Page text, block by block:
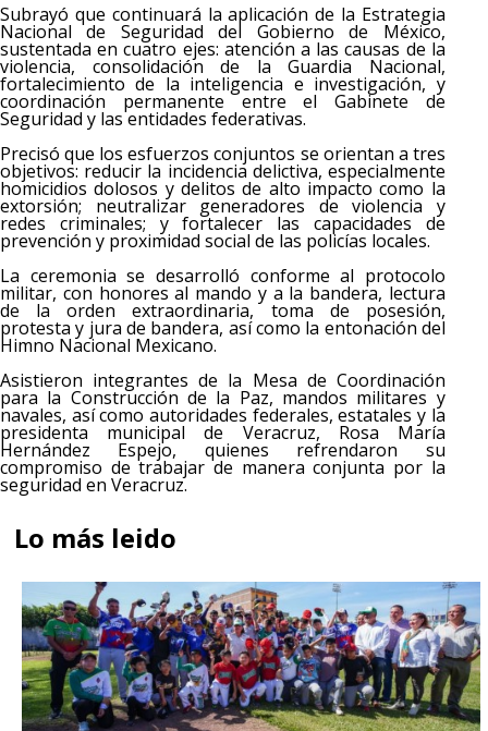
Subrayó que continuará la aplicación de la Estrategia
Nacional de Seguridad del Gobierno de México,
sustentada en cuatro ejes: atención a las causas de la
violencia, consolidación de la Guardia Nacional,
fortalecimiento de la inteligencia e investigación, y
coordinación permanente entre el Gabinete de
Seguridad y las entidades federativas.
Precisó que los esfuerzos conjuntos se orientan a tres
objetivos: reducir la incidencia delictiva, especialmente
homicidios dolosos y delitos de alto impacto como la
extorsión; neutralizar generadores de violencia y
redes criminales; y fortalecer las capacidades de
prevención y proximidad social de las policías locales.
La ceremonia se desarrolló conforme al protocolo
militar, con honores al mando y a la bandera, lectura
de la orden extraordinaria, toma de posesión,
protesta y jura de bandera, así como la entonación del
Himno Nacional Mexicano.
Asistieron integrantes de la Mesa de Coordinación
para la Construcción de la Paz, mandos militares y
navales, así como autoridades federales, estatales y la
presidenta municipal de Veracruz, Rosa María
Hernández Espejo, quienes refrendaron su
compromiso de trabajar de manera conjunta por la
seguridad en Veracruz.
Lo más leido